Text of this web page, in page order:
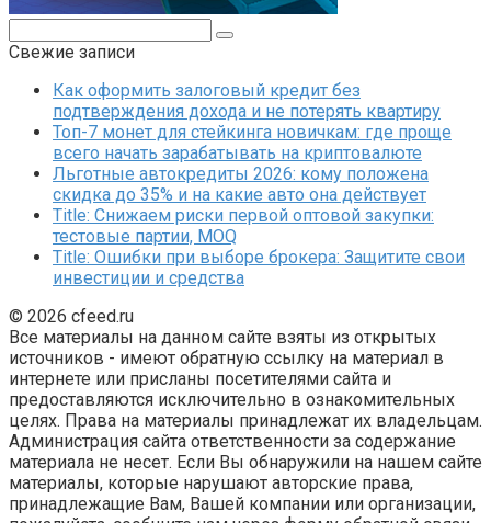
Свежие записи
Как оформить залоговый кредит без
подтверждения дохода и не потерять квартиру
Топ-7 монет для стейкинга новичкам: где проще
всего начать зарабатывать на криптовалюте
Льготные автокредиты 2026: кому положена
скидка до 35% и на какие авто она действует
Title: Снижаем риски первой оптовой закупки:
тестовые партии, MOQ
Title: Ошибки при выборе брокера: Защитите свои
инвестиции и средства
© 2026 cfeed.ru
Все материалы на данном сайте взяты из открытых
источников - имеют обратную ссылку на материал в
интернете или присланы посетителями сайта и
предоставляются исключительно в ознакомительных
целях. Права на материалы принадлежат их владельцам.
Администрация сайта ответственности за содержание
материала не несет. Если Вы обнаружили на нашем сайте
материалы, которые нарушают авторские права,
принадлежащие Вам, Вашей компании или организации,